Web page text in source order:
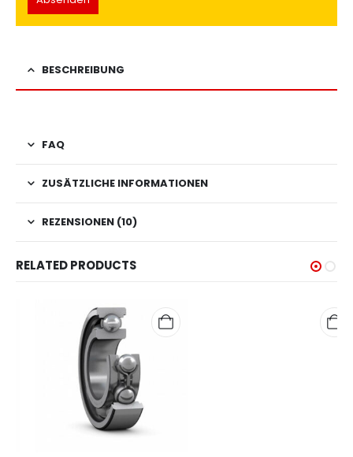
BESCHREIBUNG
FAQ
ZUSÄTZLICHE INFORMATIONEN
REZENSIONEN (10)
RELATED PRODUCTS